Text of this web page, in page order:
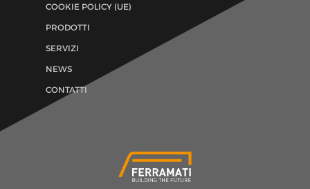
COOKIE POLICY (UE)
PRODOTTI
SERVIZI
NEWS
CONTATTI